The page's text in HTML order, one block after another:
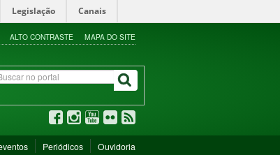
Legislação Canais
ALTO CONTRASTE MAPA DO SITE
Periódicos Ouvidoria